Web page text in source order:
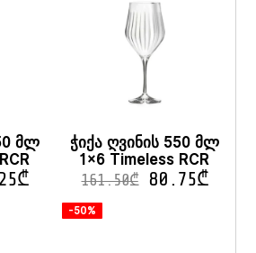
მლ
₾
ჭიქა ღვინის 550 მლ
1×6 Timeless RCR
161.50₾ 80.75₾
-50%